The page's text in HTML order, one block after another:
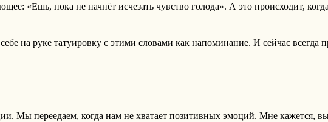
«Ешь, пока не начнёт исчезать чувство голода». А это происходит,
на руке татуировку с этими словами как напоминание. И сейчас
Мы переедаем, когда нам не хватает позитивных эмоций. Мне кажется,